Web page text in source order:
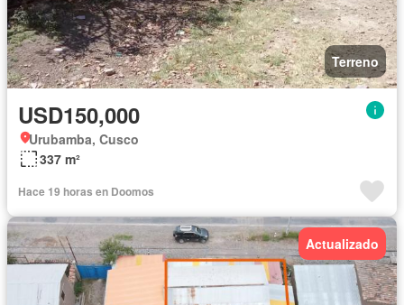
Terreno
USD150,000
Urubamba, Cusco
337 m²
Hace 19 horas en Doomos
Actualizado